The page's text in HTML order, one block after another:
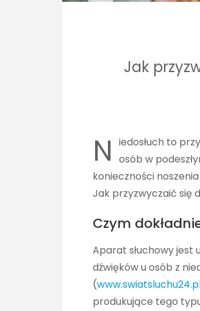
Jak
N iedosłuch to
osób w
konieczności
Jak przyzwyczaić się
Czym
Aparat słuchowy jest
dźwięków u osób z
(
produkujące tego